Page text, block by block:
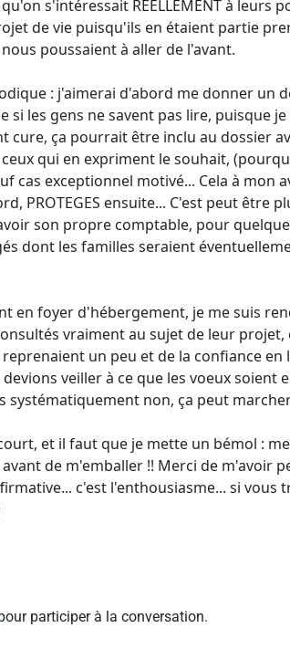
s'intéressait REELLEMENT à leurs
de vie puisqu'ils en étaient partie
poussaient à aller de l'avant.
: j'aimerai d'abord me donner un
les gens ne savent pas lire, puisque
cure, ça pourrait être inclu au dossier
qui en expriment le souhait,
cas exceptionnel motivé... Cela à
PROTEGES ensuite... C'est peut
son propre comptable, pour
dont les familles seraient
en foyer d'hébergement, je me suis
vraiment au sujet de leur projet,
un peu et de la confiance
veiller à ce que les voeux
systématiquement non, ça peut
et il faut que je mette un bémol :
de m'emballer !! Merci de m'avoir
c'est l'enthousiasme... si vous
participer à la conversation.